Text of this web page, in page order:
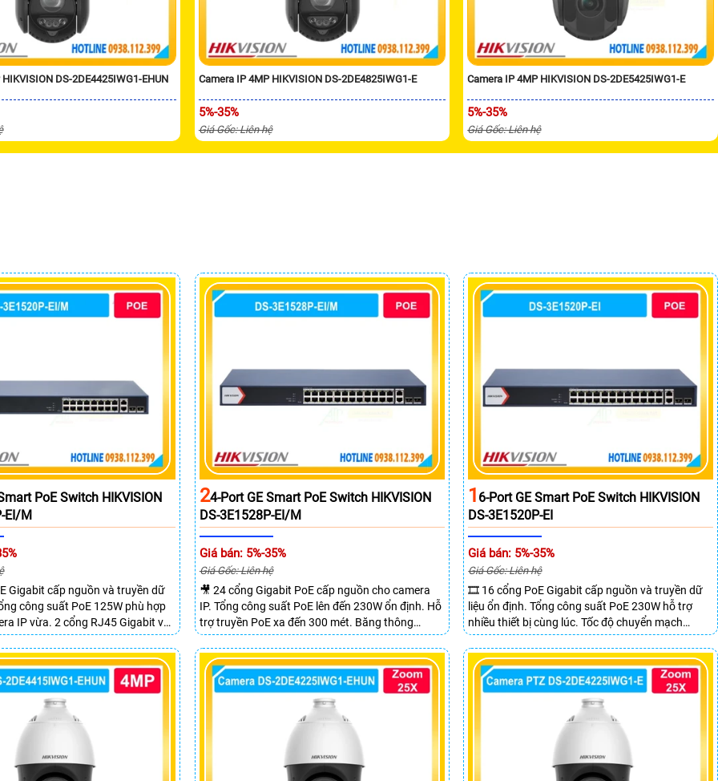
DS-2DE4425IWG1-EHUN Camera IP 4MP HIKVISION DS-2DE4825IWG1-E
5%-35%
Giá Gốc: Liên hệ
Camera IP 4MP HIKVISION DS-2DE5425IWG1-E
5%-35%
Giá Gốc: Liên hệ
PoE Switch HIKVISION
EI/M
Gigabit cấp nguồn và truyền dữ
công suất PoE 125W phù hợp
IP vừa. 2 cổng RJ45 Gigabit và
mở rộng linh hoạt. Hỗ trợ
đa lên đến 300 mét.
24-Port GE Smart PoE Switch HIKVISION
DS-3E1528P-EI/M
Giá bán: 5%-35%
Giá Gốc: Liên hệ
🎥 24 cổng Gigabit PoE cấp nguồn cho camera
IP. Tổng công suất PoE lên đến 230W ổn định. Hỗ
trợ truyền PoE xa đến 300 mét. Băng thông
chuyển mạch đạt 68 Gbps mạnh mẽ.
1 6-Port GE Smart PoE Switch HIKVISION
DS-3E1520P-EI
Giá bán: 5%-35%
Giá Gốc: Liên hệ
🎞 16 cổng PoE Gigabit cấp nguồn và truyền dữ
liệu ổn định. Tổng công suất PoE 230W hỗ trợ
nhiều thiết bị cùng lúc. Tốc độ chuyển mạch
68Gbps đảm bảo hiệu suất cao ổn định. Hỗ trợ
truyền PoE xa lên đến 300m cho hệ thống
camera.